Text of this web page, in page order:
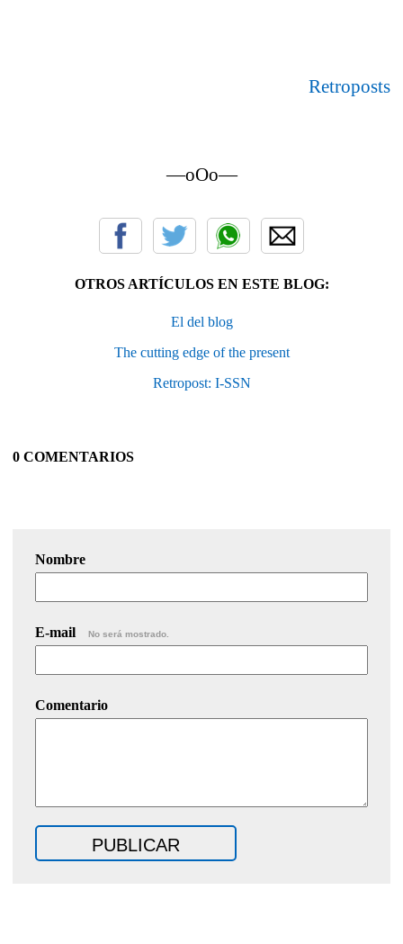
Retroposts
—oOo—
OTROS ARTÍCULOS EN ESTE BLOG:
El del blog
The cutting edge of the present
Retropost: I-SSN
0 COMENTARIOS
Nombre
E-mail No será mostrado.
Comentario